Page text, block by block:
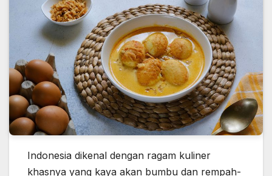
Indonesia dikenal dengan ragam kuliner
khasnya yang kaya akan bumbu dan rempah-